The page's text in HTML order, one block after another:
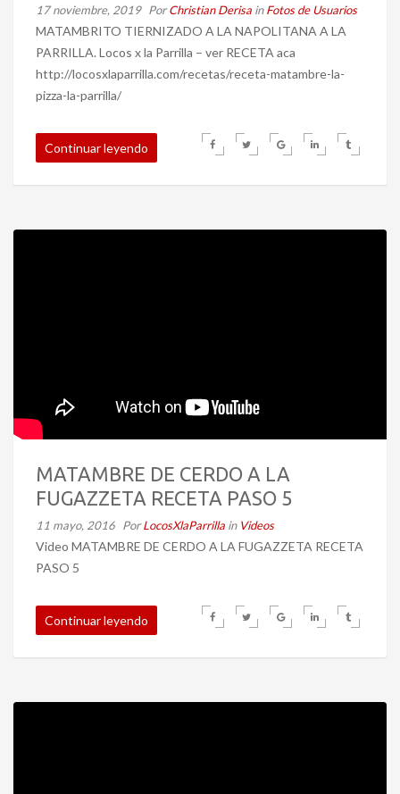
17 noviembre, 2019 PorChristian Derisa inFotos de Usuarios
MATAMBRITO TIERNIZADO A LA NAPOLITANA A LA
PARRILLA. Locos x la Parrilla – ver RECETA aca
http://locosxlaparrilla.com/recetas/receta-matambre-la-
pizza-la-parrilla/
Continuar leyendo
MATAMBRE DE CERDO A LA
FUGAZZETA RECETA PASO 5
11 mayo, 2016 PorLocosXlaParrilla in Videos
Video MATAMBRE DE CERDO A LA FUGAZZETA RECETA
PASO 5
Continuar leyendo